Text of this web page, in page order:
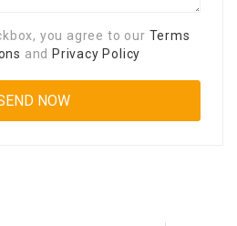
you agree to our Terms
and Privacy Policy